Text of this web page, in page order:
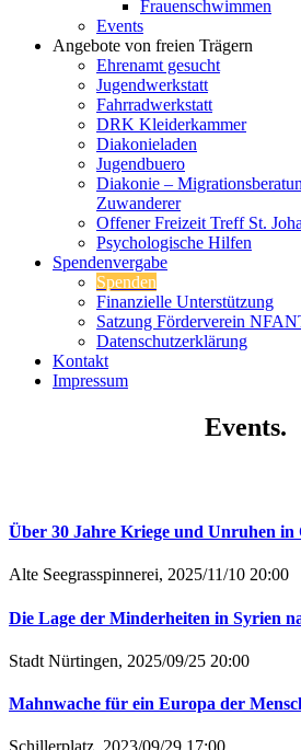
Frauenschwimmen
Events
Angebote von freien Trägern
Ehrenamt gesucht
Jugendwerkstatt
Fahrradwerkstatt
DRK Kleiderkammer
Diakonieladen
Jugendbuero
Diakonie –
Zuwanderer
Offener Freizeit Treff St.
Psychologische Hilfen
Spendenvergabe
Spenden
Finanzielle Unterstützung
Satzung Förderverein
Datenschutzerklärung
Kontakt
Impressum
Events.
Über 30 Jahre Kriege und Unruhen in
Alte Seegrasspinnerei, 2025/11/10 20:00
Die Lage der Minderheiten in Syrien
Stadt Nürtingen, 2025/09/25 20:00
Mahnwache für ein Europa der